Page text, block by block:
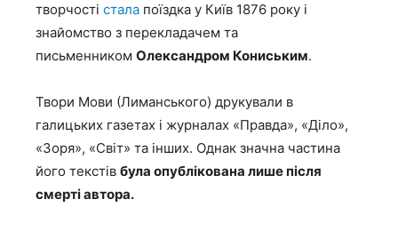
творчості стала поїздка у Київ 1876 року і
знайомство з перекладачем та
письменником Олександром Кониським.
Твори Мови (Лиманського) друкували в
галицьких газетах і журналах «Правда», «Діло»,
«Зоря», «Світ» та інших. Однак значна частина
його текстів була опублікована лише після
смерті автора.